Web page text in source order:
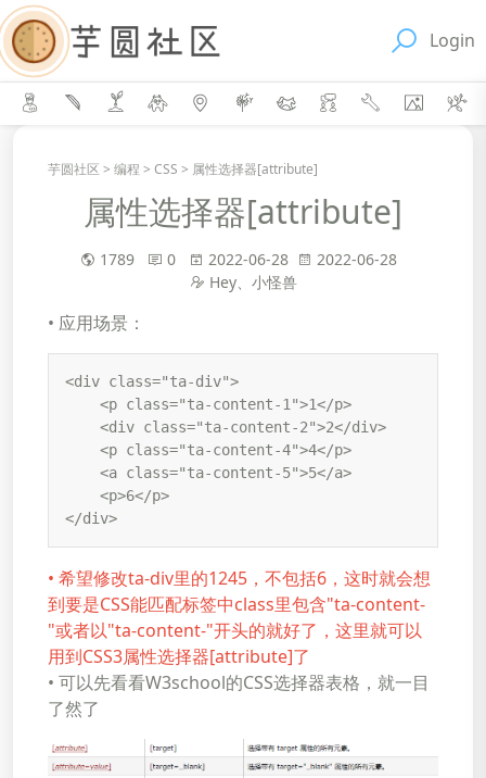
Login
芋圆社区 > 编程 > CSS > 属性选择器[attribute]
属性选择器[attribute]
1789 0 2022-06-28
2022-06-28
Hey、小怪兽
• 应用场景：
<div class="ta-div">
    <p class="ta-content-1">1</p>
    <div class="ta-content-2">2</div>
    <p class="ta-content-4">4</p>
    <a class="ta-content-5">5</a>
    <p>6</p>
</div>
• 希望修改ta-div里的1245，不包括6，这时就会想
到要是CSS能匹配标签中class里包含"ta-content-
"或者以"ta-content-"开头的就好了，这里就可以
用到CSS3属性选择器[attribute]了
• 可以先看看W3school的CSS选择器表格，就一目
了然了